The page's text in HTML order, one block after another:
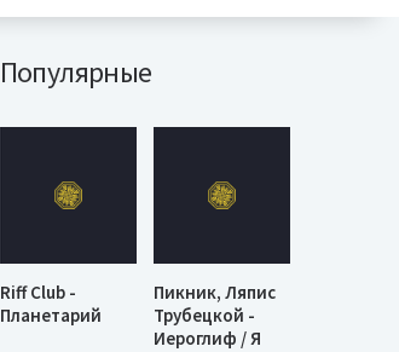
Популярные
Riff Club -
Планетарий
Пикник, Ляпис
Трубецкой -
Иероглиф / Я